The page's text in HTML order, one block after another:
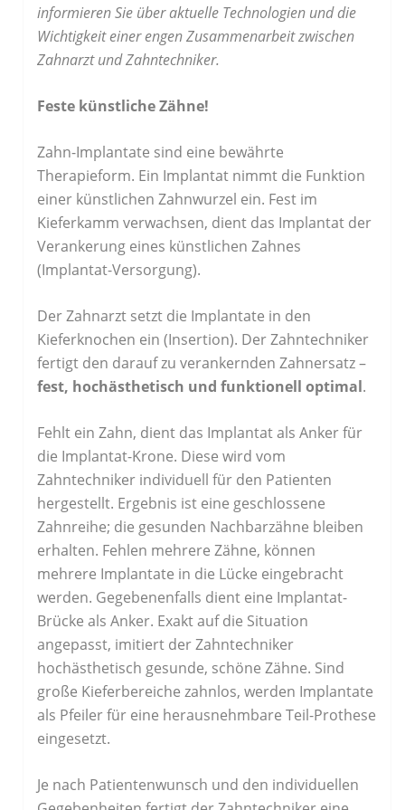
informieren Sie über aktuelle Technologien und die
Wichtigkeit einer engen Zusammenarbeit zwischen
Zahnarzt und Zahntechniker.
Feste künstliche Zähne!
Zahn-Implantate sind eine bewährte
Therapieform. Ein Implantat nimmt die Funktion
einer künstlichen Zahnwurzel ein. Fest im
Kieferkamm verwachsen, dient das Implantat der
Verankerung eines künstlichen Zahnes
(Implantat-Versorgung).
Der Zahnarzt setzt die Implantate in den
Kieferknochen ein (Insertion). Der Zahntechniker
fertigt den darauf zu verankernden Zahnersatz –
fest, hochästhetisch und funktionell optimal.
Fehlt ein Zahn, dient das Implantat als Anker für
die Implantat-Krone. Diese wird vom
Zahntechniker individuell für den Patienten
hergestellt. Ergebnis ist eine geschlossene
Zahnreihe; die gesunden Nachbarzähne bleiben
erhalten. Fehlen mehrere Zähne, können
mehrere Implantate in die Lücke eingebracht
werden. Gegebenenfalls dient eine Implantat-
Brücke als Anker. Exakt auf die Situation
angepasst, imitiert der Zahntechniker
hochästhetisch gesunde, schöne Zähne. Sind
große Kieferbereiche zahnlos, werden Implantate
als Pfeiler für eine herausnehmbare Teil-Prothese
eingesetzt.
Je nach Patientenwunsch und den individuellen